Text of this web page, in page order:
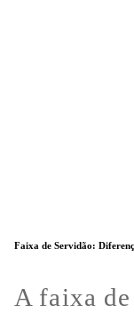
Faixa de Servidão:
A faixa